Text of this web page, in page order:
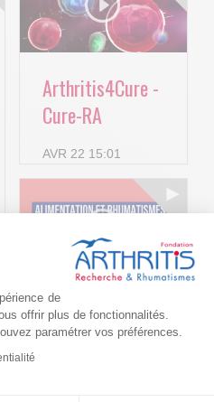
de
offrir plus de fonctionnalités.
paramétrer vos préférences.
Arthritis4Cure -
Cure-RA
AVR 22 15:01
Alimentation et
rhumatismes :